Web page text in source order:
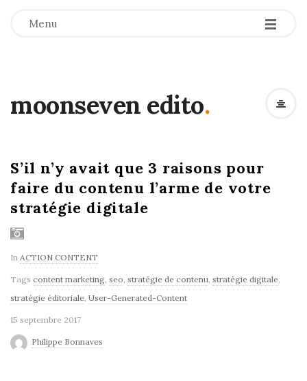
Menu -
-
-
moonseven edito.
S’il n’y avait que 3 raisons pour
faire du contenu l’arme de votre
stratégie digitale
In ACTION CONTENT
Tags content marketing, seo, stratégie de contenu, stratégie digitale,
stratégie éditoriale, User-Generated-Content
15 septembre 2017
Philippe Bonnaves